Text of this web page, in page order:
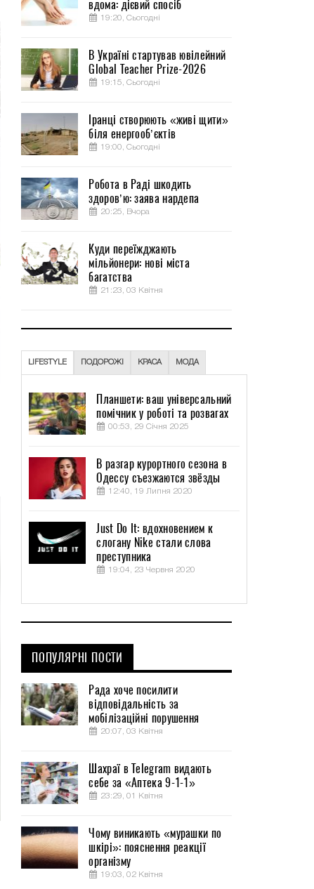
вдома: дієвий спосіб
19:20, Сьогодні
В Україні стартував ювілейний
Global Teacher Prize-2026
19:15, Сьогодні
Іранці створюють «живі щити»
біля енергооб’єктів
19:00, Сьогодні
Робота в Раді шкодить
здоров’ю: заява нардепа
20:25, Вчора
Куди переїжджають
мільйонери: нові міста
багатства
21:23, 03 Квітня
LIFESTYLE ПОДОРОЖІ КРАСА МОДА
Планшети: ваш універсальний
помічник у роботі та розвагах
00:53, 29 Січня 2025
В разгар курортного сезона в
Одессу съезжаются звёзды
12:40, 19 Липня 2020
Just Do It: вдохновением к
слогану Nike стали слова
преступника
19:04, 23 Червня 2020
ПОПУЛЯРНІ ПОСТИ
Рада хоче посилити
відповідальність за
мобілізаційні порушення
20:07, 03 Квітня
Шахраї в Telegram видають
себе за «Аптека 9-1-1»
23:29, 01 Квітня
Чому виникають «мурашки по
шкірі»: пояснення реакції
організму
19:03, 02 Квітня